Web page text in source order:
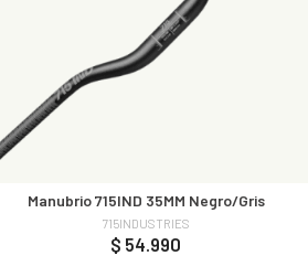
Manubrio 715IND 35MM Negro/Gris
715INDUSTRIES
$ 54.990